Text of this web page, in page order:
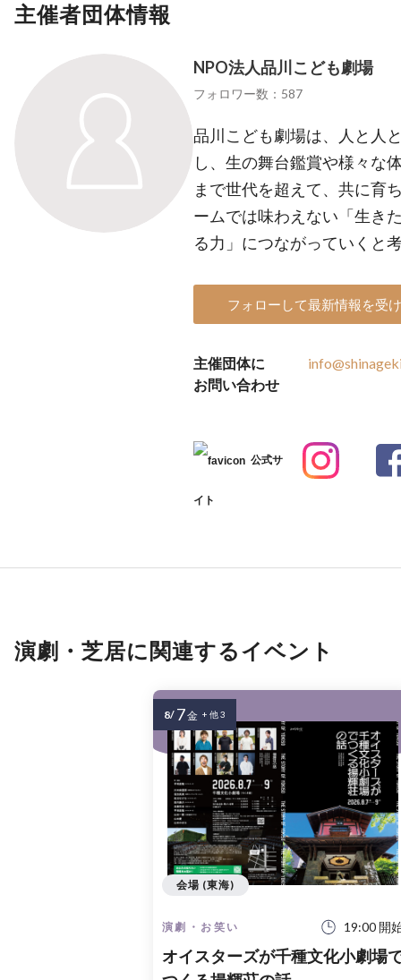
主催者団体情報
NPO法人品川こども劇場
フォロワー数：587
品川こども劇場は、人と人
し、生の舞台鑑賞や様々な
まで世代を超えて、共に育
ームでは味わえない「生き
る力」につながっていくと
フォローして最新情報を受
主催団体に
お問い合わせ
公式サ
イト
演劇・芝居に関連するイベント
演劇・お笑い 19:00 開
オイスターズが千種文化小劇場
会場 (東海)
8/ 7金 + 他 3